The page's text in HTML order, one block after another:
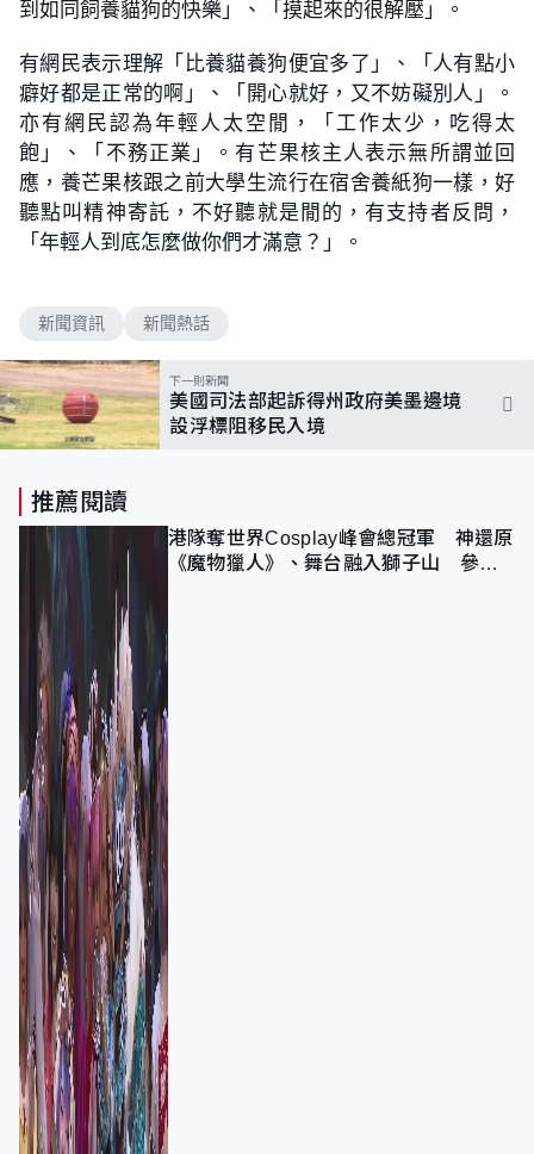
到如同飼養貓狗的快樂」、「摸起來的很解壓」。
有網民表示理解「比養貓養狗便宜多了」、「人有點小
癖好都是正常的啊」、「開心就好，又不妨礙別人」。
亦有網民認為年輕人太空閒，「工作太少，吃得太
飽」、「不務正業」。有芒果核主人表示無所謂並回
應，養芒果核跟之前大學生流行在宿舍養紙狗一樣，好
聽點叫精神寄託，不好聽就是閒的，有支持者反問，
「年輕人到底怎麼做你們才滿意？」。
新聞資訊 新聞熱話
下一則新聞
美國司法部起訴得州政府美墨邊境
設浮標阻移民入境
推薦閱讀
港隊奪世界Cosplay峰會總冠軍 神還原
《魔物獵人》、舞台融入獅子山 參賽